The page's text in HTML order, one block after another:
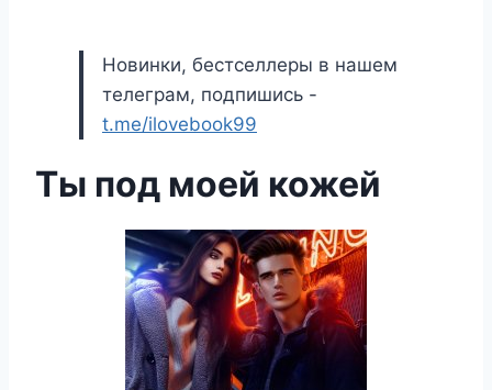
Новинки, бестселлеры в нашем
телеграм, подпишись -
t.me/ilovebook99
Ты под моей кожей